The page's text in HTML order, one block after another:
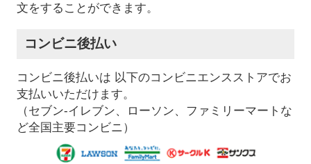
文をすることができます。
コンビニ後払い
コンビニ後払いは 以下のコンビニエンスストアでお
支払いいただけます。
（セブン-イレブン、ローソン、ファミリーマートな
ど全国主要コンビニ）